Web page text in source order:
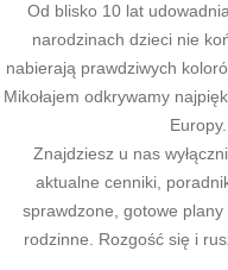
Od blisko 10 lat
narodzinach dzieci nie
nabierają prawdziwych
Mikołajem odkrywamy
Europy.
Znajdziesz u nas
aktualne cenniki,
sprawdzone, gotowe
rodzinne. Rozgość się i